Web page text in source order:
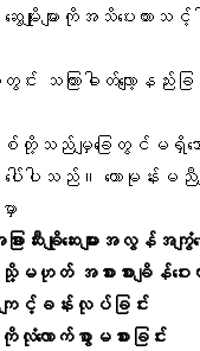
ေမျိုးများကိုအသိပေးထား
င်း သကြားဓါတ်လျော့နည်
သည်မျှခြေတွင်မရှိသောအ
ေါ်ပါသည်။ ဟောမုန်းမ
ာ
းချိုဆေးများအလွန်အကျွံသ
မဟုတ် အစားစားချိန်ဝေး
ကျင့်ခန်းလုပ်ခြင်း
ာက်စွာမစားခြင်း